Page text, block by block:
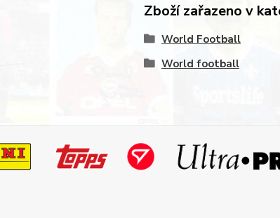
Zboží zařazeno v
World Football
World football